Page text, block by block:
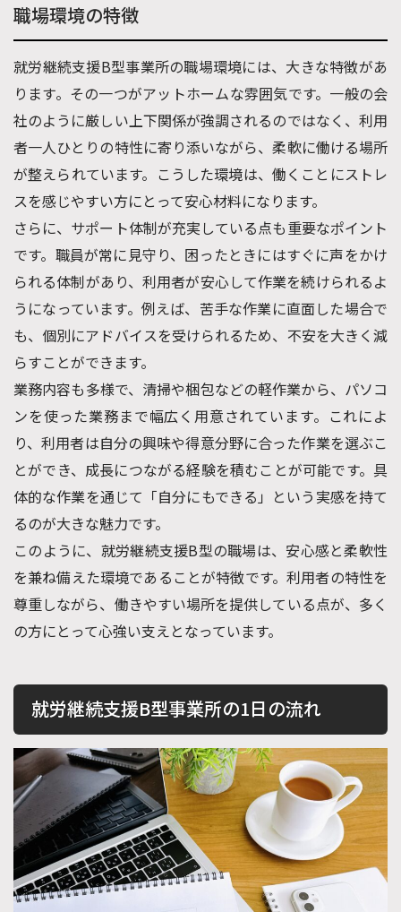
職場環境の特徴
就労継続支援B型事業所の職場環境には、大きな特徴があ
ります。その一つがアットホームな雰囲気です。一般の会
社のように厳しい上下関係が強調されるのではなく、利用
者一人ひとりの特性に寄り添いながら、柔軟に働ける場所
が整えられています。こうした環境は、働くことにストレ
スを感じやすい方にとって安心材料になります。
さらに、サポート体制が充実している点も重要なポイント
です。職員が常に見守り、困ったときにはすぐに声をかけ
られる体制があり、利用者が安心して作業を続けられるよ
うになっています。例えば、苦手な作業に直面した場合で
も、個別にアドバイスを受けられるため、不安を大きく減
らすことができます。
業務内容も多様で、清掃や梱包などの軽作業から、パソコ
ンを使った業務まで幅広く用意されています。これによ
り、利用者は自分の興味や得意分野に合った作業を選ぶこ
とができ、成長につながる経験を積むことが可能です。具
体的な作業を通じて「自分にもできる」という実感を持て
るのが大きな魅力です。
このように、就労継続支援B型の職場は、安心感と柔軟性
を兼ね備えた環境であることが特徴です。利用者の特性を
尊重しながら、働きやすい場所を提供している点が、多く
の方にとって心強い支えとなっています。
就労継続支援B型事業所の1日の流れ